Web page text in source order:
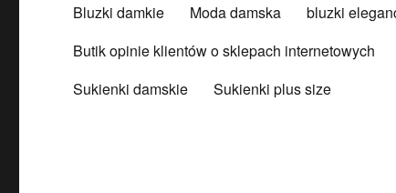
Bluzki damkie Moda damska bluzki
Butik opinie klientów o sklepach internetowych
Sukienki damskie
Sukienki plus size